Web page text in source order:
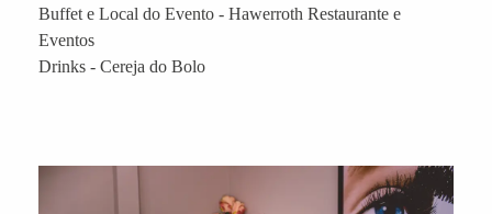
Buffet e Local do Evento - Hawerroth Restaurante e
Eventos
Drinks - Cereja do Bolo